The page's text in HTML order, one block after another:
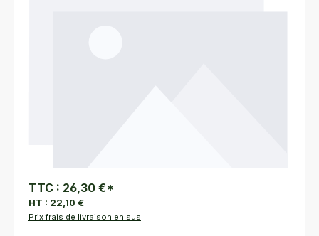
TTC : 26,30 €*
HT : 22,10 €
Prix frais de livraison en sus